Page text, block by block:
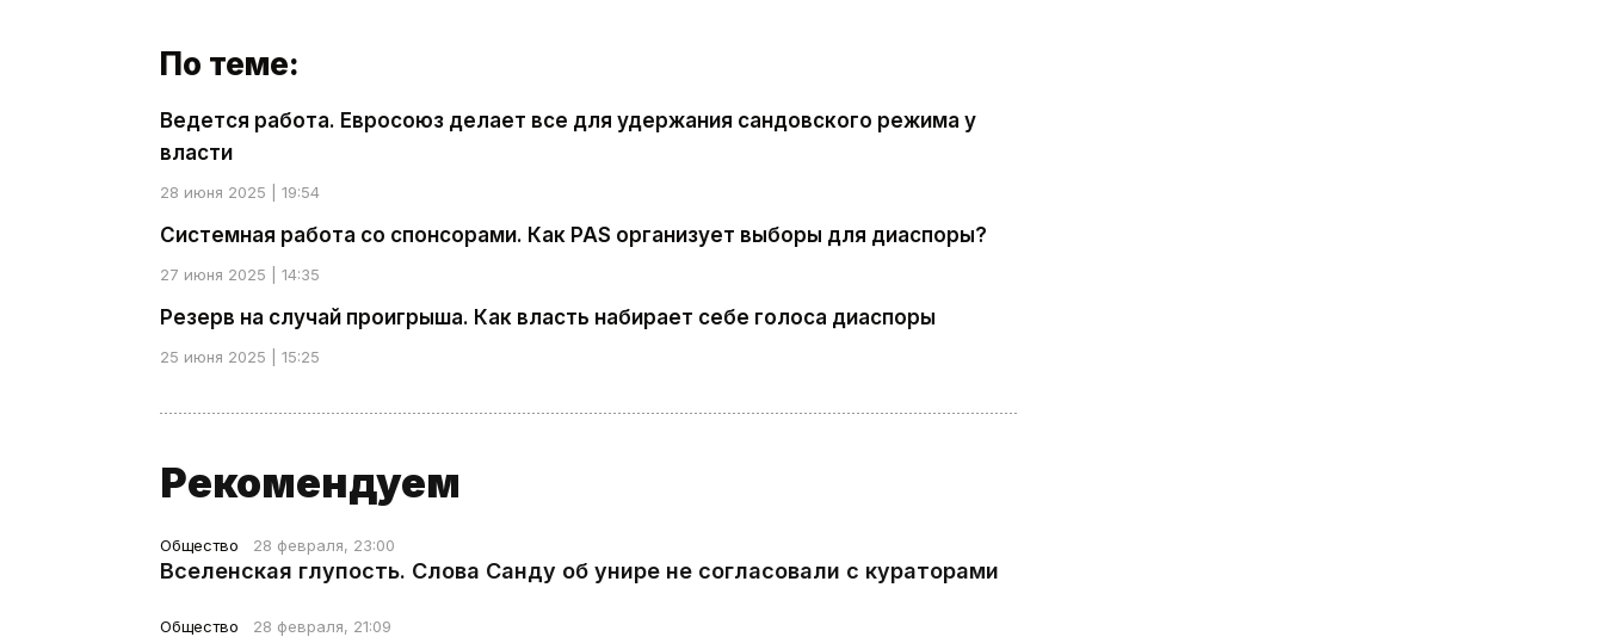
По теме:
Ведется работа. Евросоюз делает все для удержания сандовского режима у
власти
28 июня 2025 | 19:54
Системная работа со спонсорами. Как PAS организует выборы для диаспоры?
27 июня 2025 | 14:35
Резерв на случай проигрыша. Как власть набирает себе голоса диаспоры
25 июня 2025 | 15:25
Рекомендуем
Общество 28 февраля, 23:00
Вселенская глупость. Слова Санду об унире не согласовали с кураторами
Общество 28 февраля, 21:09